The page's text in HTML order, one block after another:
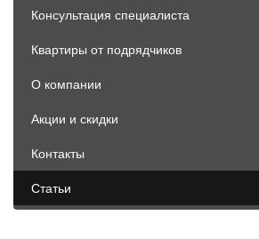
Консультация специалиста
Квартиры от подрядчиков
О компании
Акции и скидки
Контакты
Статьи